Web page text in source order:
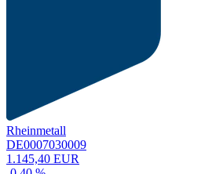
Rheinmetall
DE0007030009
1.145,40 EUR